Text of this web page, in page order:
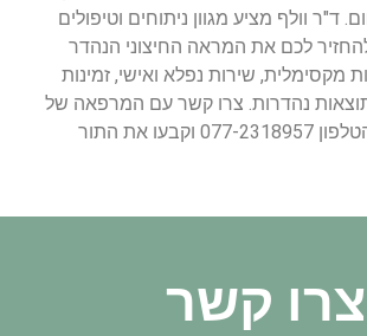
וולף מציע מגוון ניתוחים וטיפולים
לכם את המראה החיצוני הנהדר
מקסימלית, שירות נפלא ואישי, זמינות
נהדרות. צרו קשר עם המרפאה של
ד"ר וולף במספר הטלפון 077-2318957 וקבעו את התור
צרו קשר